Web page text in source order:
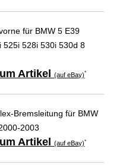
für BMW 5 E39
525i 528i 530i 530d 8
Artikel(auf eBay)*
Bremsleitung für BMW
2003
Artikel(auf eBay)*